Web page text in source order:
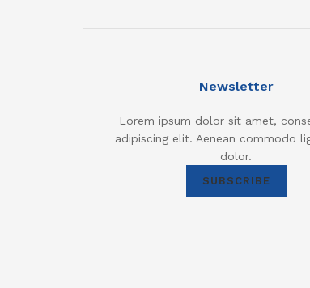
Newsletter
Lorem ipsum dolor sit amet,
adipiscing elit. Aenean commodo
dolor.
SUBSCRIBE